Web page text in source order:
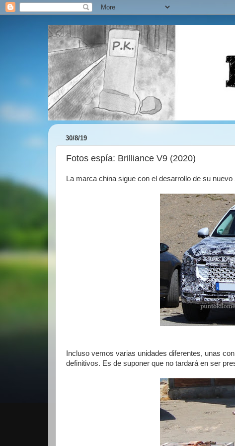
30/8/19
Fotos espía: Brilliance V9 (2020)
La marca china sigue con el desarrollo de su nuevo
Incluso vemos varias unidades diferentes, unas
definitivos. Es de suponer que no tardará en ser